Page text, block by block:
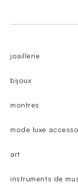
joaillerie
bijoux
montres
mode luxe
art
instruments de